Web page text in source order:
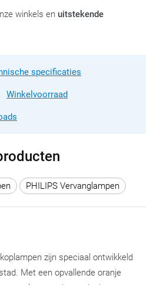
winkels en uitstekende
specificaties
Winkelvoorraad
PHILIPS Vervanglampen
zijn speciaal ontwikkeld
Met een opvallende oranje